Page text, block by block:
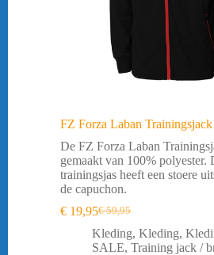
FZ Forza Laban Trainingsjack
De FZ Forza Laban
gemaakt van 100% polyester.
trainingsjas heeft een stoere
de capuchon.
€59,95
Oorspronkelijke
prijs
was:
€ 19,95Huidige
prijs
is:
Kleding, Kleding,
SALE, Training jack /